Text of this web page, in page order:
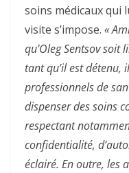
soins médicaux qui
visite s’impose. «
qu’Oleg Sentsov
tant qu’il est détenu,
professionnels de
dispenser des soins
respectant
confidentialité,
éclairé. En outre, les